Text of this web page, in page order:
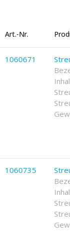
Art.-Nr.
1060671
1060735